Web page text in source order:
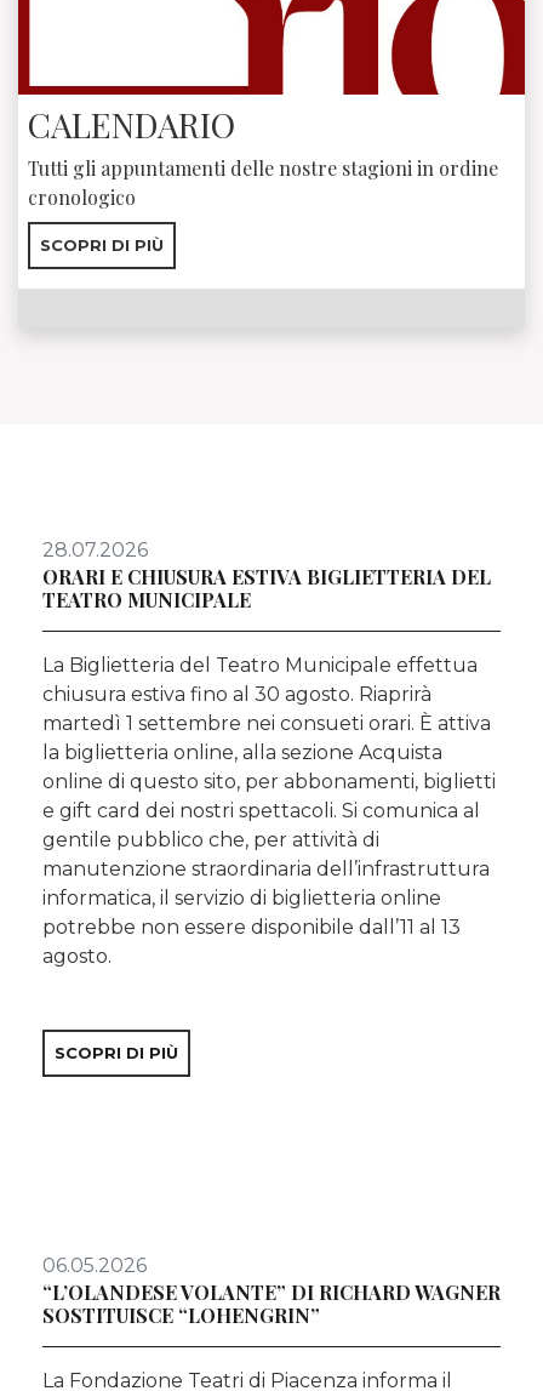
CALENDARIO
Tutti gli appuntamenti delle nostre stagioni in ordine
cronologico
SCOPRI DI PIÙ
28.07.2026
ORARI E CHIUSURA ESTIVA BIGLIETTERIA DEL
TEATRO MUNICIPALE
La Biglietteria del Teatro Municipale effettua
chiusura estiva fino al 30 agosto. Riaprirà
martedì 1 settembre nei consueti orari. È attiva
la biglietteria online, alla sezione Acquista
online di questo sito, per abbonamenti, biglietti
e gift card dei nostri spettacoli. Si comunica al
gentile pubblico che, per attività di
manutenzione straordinaria dell’infrastruttura
informatica, il servizio di biglietteria online
potrebbe non essere disponibile dall’11 al 13
agosto.
SCOPRI DI PIÙ
06.05.2026
“L’OLANDESE VOLANTE” DI RICHARD WAGNER
SOSTITUISCE “LOHENGRIN”
La Fondazione Teatri di Piacenza informa il